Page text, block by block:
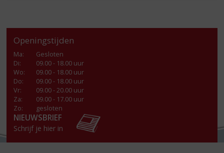
Openingstijden
Ma:
Gesloten
Di:
09.00 - 18.00 uur
Wo:
09.00 - 18.00 uur
Do:
09.00 - 18.00 uur
Vr:
09.00 - 20.00 uur
Za:
09.00 - 17.00 uur
Zo:
gesloten
NIEUWSBRIEF
Schrijf je hier in